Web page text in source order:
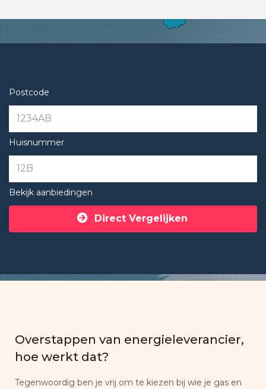
Postcode
Huisnummer
Bekijk aanbiedingen
Direct Vergelijken
Overstappen van energieleverancier,
hoe werkt dat?
Tegenwoordig ben je vrij om te kiezen bij wie je gas en